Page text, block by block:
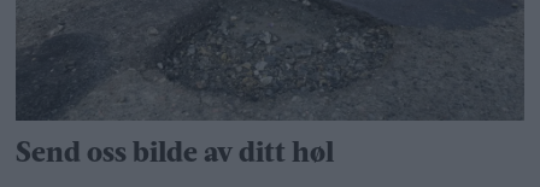
Send oss bilde av ditt høl